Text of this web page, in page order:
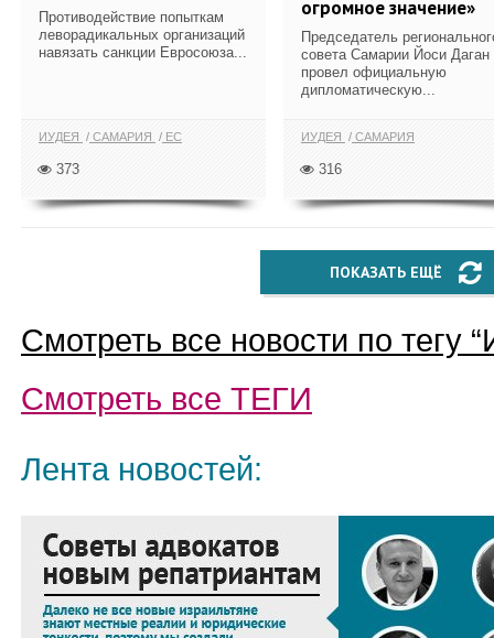
Противодействие попыткам
леворадикальных организаций
навязать санкции Евросоюза...
ИУДЕЯ САМАРИЯ ЕС
373
огромное значение»
Председатель
совета Самарии Йоси Даган
провел официальную
дипломатическую...
ИУДЕЯ САМАРИЯ
316
ПОКАЗАТЬ ЕЩЁ
Смотреть все новости по тегу “
Смотреть все ТЕГИ
Лента новостей: